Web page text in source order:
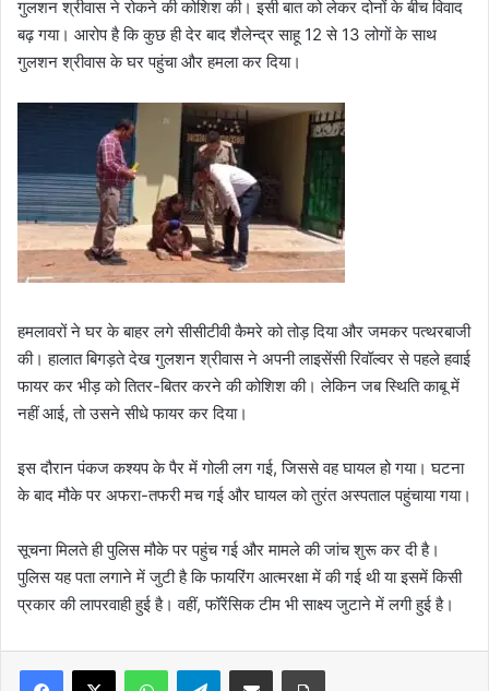
गुलशन श्रीवास ने रोकने की कोशिश की। इसी बात को लेकर दोनों के बीच विवाद
बढ़ गया। आरोप है कि कुछ ही देर बाद शैलेन्द्र साहू 12 से 13 लोगों के साथ
गुलशन श्रीवास के घर पहुंचा और हमला कर दिया।
हमलावरों ने घर के बाहर लगे सीसीटीवी कैमरे को तोड़ दिया और जमकर पत्थरबाजी
की। हालात बिगड़ते देख गुलशन श्रीवास ने अपनी लाइसेंसी रिवॉल्वर से पहले हवाई
फायर कर भीड़ को तितर-बितर करने की कोशिश की। लेकिन जब स्थिति काबू में
नहीं आई, तो उसने सीधे फायर कर दिया।
इस दौरान पंकज कश्यप के पैर में गोली लग गई, जिससे वह घायल हो गया। घटना
के बाद मौके पर अफरा-तफरी मच गई और घायल को तुरंत अस्पताल पहुंचाया गया।
सूचना मिलते ही पुलिस मौके पर पहुंच गई और मामले की जांच शुरू कर दी है।
पुलिस यह पता लगाने में जुटी है कि फायरिंग आत्मरक्षा में की गई थी या इसमें किसी
प्रकार की लापरवाही हुई है। वहीं, फॉरेंसिक टीम भी साक्ष्य जुटाने में लगी हुई है।
Telegram